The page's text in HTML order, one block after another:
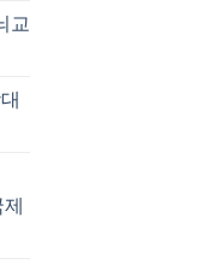
교